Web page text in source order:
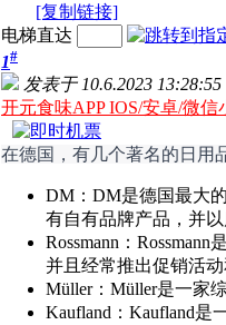
[复制链接]
电梯直达
1#
发表于 10.6.2023 13:28:55
开元食味APP IOS/安卓/微
在德国，有几个著名的日用
DM：DM是德国最大
有自有品牌产品，并
Rossmann：
并且经常推出促销活动
Müller：Müller是一家
Kaufland：Kaufland